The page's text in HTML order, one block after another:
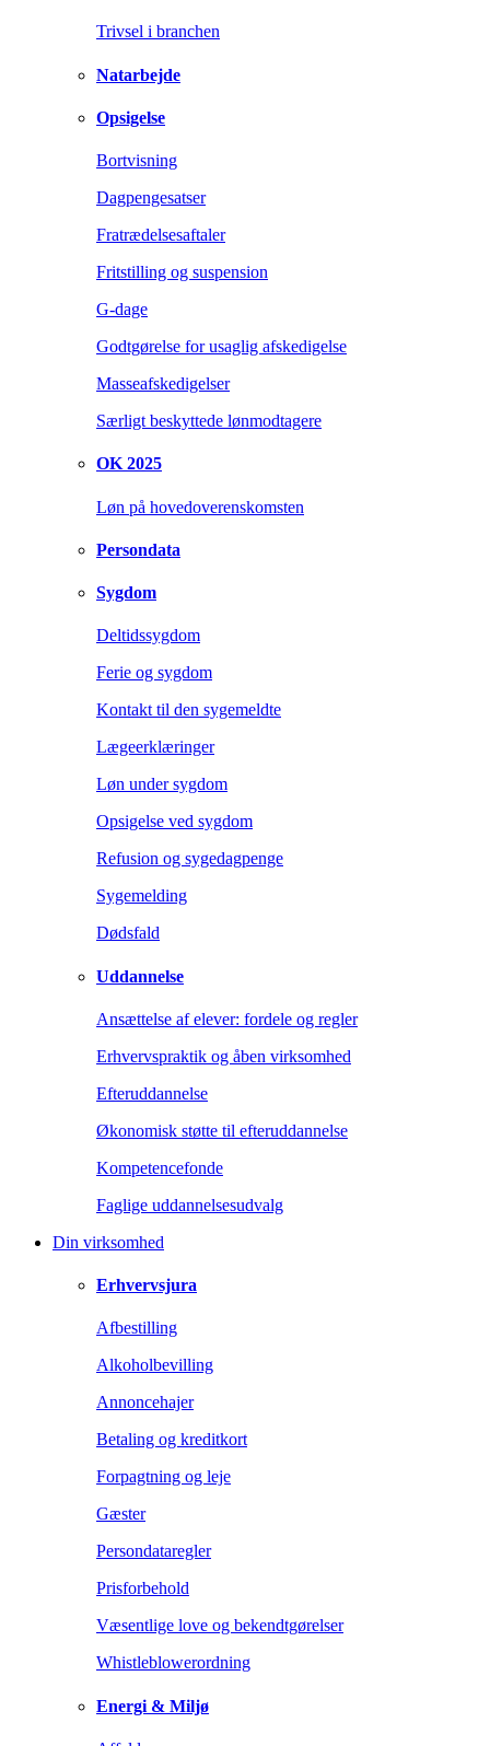
Trivsel i branchen
Natarbejde
Opsigelse
Bortvisning
Dagpengesatser
Fratrædelsesaftaler
Fritstilling og suspension
G-dage
Godtgørelse for usaglig afskedigelse
Masseafskedigelser
Særligt beskyttede lønmodtagere
OK 2025
Løn på hovedoverenskomsten
Persondata
Sygdom
Deltidssygdom
Ferie og sygdom
Kontakt til den sygemeldte
Lægeerklæringer
Løn under sygdom
Opsigelse ved sygdom
Refusion og sygedagpenge
Sygemelding
Dødsfald
Uddannelse
Ansættelse af elever: fordele og regler
Erhvervspraktik og åben virksomhed
Efteruddannelse
Økonomisk støtte til efteruddannelse
Kompetencefonde
Faglige uddannelsesudvalg
Din virksomhed
Erhvervsjura
Afbestilling
Alkoholbevilling
Annoncehajer
Betaling og kreditkort
Forpagtning og leje
Gæster
Persondataregler
Prisforbehold
Væsentlige love og bekendtgørelser
Whistleblowerordning
Energi & Miljø